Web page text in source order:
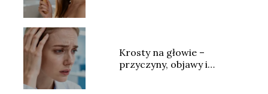
Krosty na głowie –
przyczyny, objawy i